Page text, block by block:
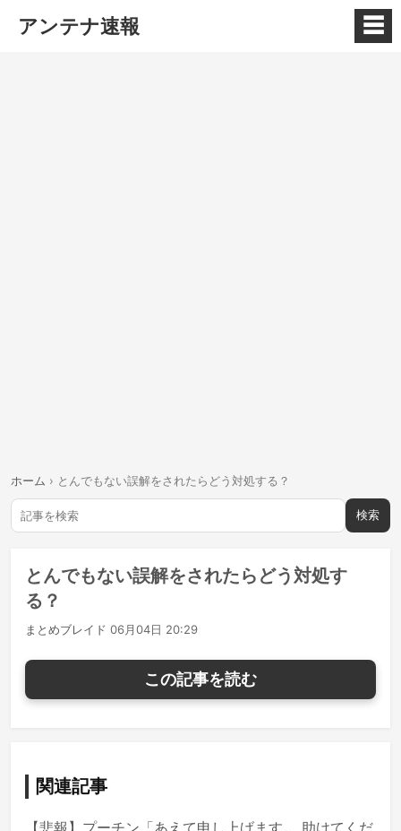
アンテナ速報 ☰
ホーム › とんでもない誤解をされたらどう対処する？
検索
とんでもない誤解をされたらどう対処す
る？
まとめブレイド 06月04日 20:29
この記事を読む
関連記事
【悲報】プーチン「あえて申し上げます。 助けてくだ